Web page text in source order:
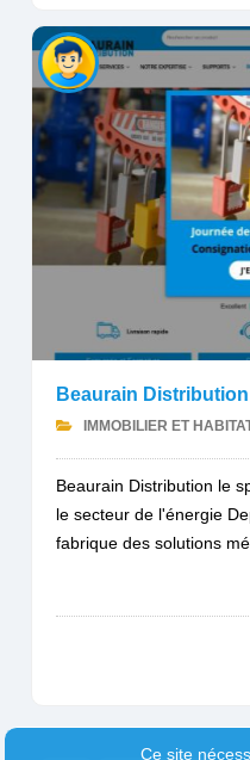
Beaurain Distribution
IMMOBILIER ET
Beaurain Distribution le
le secteur de l'énergie
fabrique des solutions
Ce site